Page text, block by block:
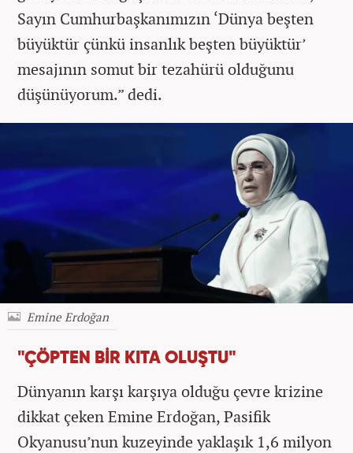
Sayın Cumhurbaşkanımızın ‘Dünya beşten
büyüktür çünkü insanlık beşten büyüktür’
mesajının somut bir tezahürü olduğunu
düşünüyorum.” dedi.
Emine Erdoğan
"ÇÖPTEN BİR KITA OLUŞTU"
Dünyanın karşı karşıya olduğu çevre krizine
dikkat çeken Emine Erdoğan, Pasifik
Okyanusu’nun kuzeyinde yaklaşık 1,6 milyon